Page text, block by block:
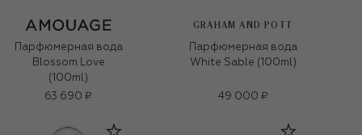
Парфюмерная вода
Blossom Love
(100ml)
63 690 ₽
GRAHAM AND POTT
Парфюмерная вода
White Sable (100ml)
49 000 ₽